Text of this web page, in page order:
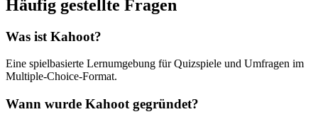
Häufig gestellte Fragen
Was ist Kahoot?
Eine spielbasierte Lernumgebung für Quizspiele und Umfragen im
Multiple-Choice-Format.
Wann wurde Kahoot gegründet?